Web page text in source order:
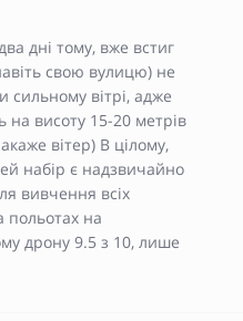
дні тому, вже встиг
свою вулицю) не
вітрі, адже
висоту 15-20 метрів
вітер) В цілому,
набір є надзвичайно
вивчення всіх
польотах на
дрону 9.5 з 10, лише